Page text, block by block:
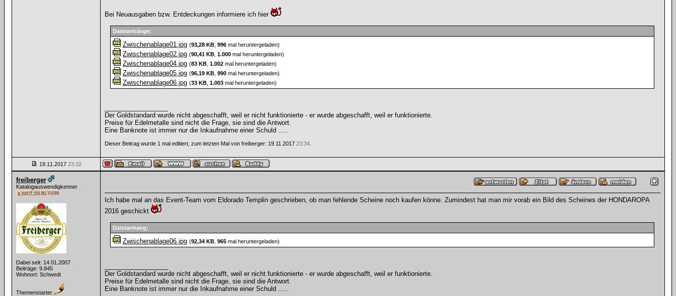
Bei Neuausgaben bzw. Entdeckungen informiere ich hier
Dateianhänge:
Zwischenablage01.jpg (93,28 KB 996 mal heruntergeladen)
Zwischenablage02.jpg (90,41 KB 1.000 mal heruntergeladen)
Zwischenablage04.jpg (83 KB 1.002 mal heruntergeladen)
Zwischenablage05.jpg (96,19 KB 990 mal heruntergeladen)
Zwischenablage06.jpg (33 KB 1.003 mal heruntergeladen)
Der Goldstandard wurde nicht abgeschafft, weil er nicht funktionierte - er wurde abgeschafft, weil er funktionierte.
Preise für Edelmetalle sind nicht die Frage, sie sind die Antwort.
Eine Banknote ist immer nur die Inkaufnahme einer Schuld .....
Dieser Beitrag wurde 1 mal editiert, zum letzten Mal von freiberger: 19.11.2017 23:34.
19.11.2017 23:32
freiberger
Katalogauswendigkenner
Dabei seit: 14.01.2007
Beiträge: 9.845
Wohnort: Schwedt
Themenstarter
Ich habe mal an das Event-Team vom Eldorado Templin geschrieben, ob man fehlende Scheine noch kaufen könne. Zumindest hat man mir vorab ein Bild des Scheines der HONDAROPA
2016 geschickt
Dateianhang:
Zwischenablage06.jpg (92,34 KB 965 mal heruntergeladen)
Der Goldstandard wurde nicht abgeschafft, weil er nicht funktionierte - er wurde abgeschafft, weil er funktionierte.
Preise für Edelmetalle sind nicht die Frage, sie sind die Antwort.
Eine Banknote ist immer nur die Inkaufnahme einer Schuld .....